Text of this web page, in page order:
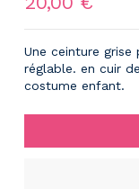
Une ceinture
réglable. en cuir
costume enfant.